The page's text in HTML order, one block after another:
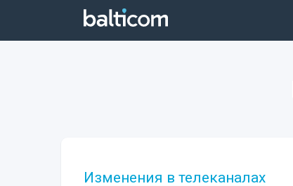
Изменения в телеканалах